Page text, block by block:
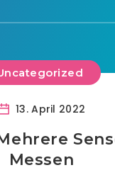
13. April 2022
Messen